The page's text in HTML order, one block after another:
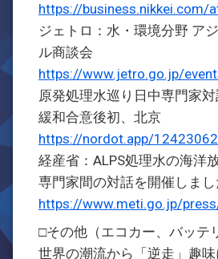
https://
ジェトロ：水・環境分野 ア
ル商談会
https://www.jetro.go.jp/
原発処理水巡り日中専門家
緩和合意後初、北京
https://nordot.app/
経産省：ALPS処理水の海洋
専門家間の対話を開催しまし
https://www.meti.go.jp/
□その他（エコカー、バッテ
世界の潮流から「逆走」趣味